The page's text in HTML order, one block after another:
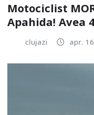
Motociclist
Apahida! Avea
clujazi apr.